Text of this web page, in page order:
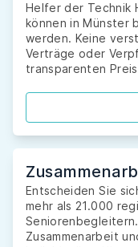
Helfer der Technik
können in Münster
werden. Keine
Verträge oder
transparenten
Entscheiden Sie
mehr als 21.000
Zusammenarbeit